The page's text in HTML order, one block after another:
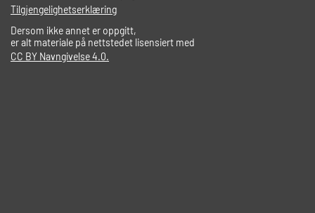
Tilgjengelighetserklæring
Dersom ikke annet er oppgitt,
er alt materiale på nettstedet lisensiert med
CC BY Navngivelse 4.0.